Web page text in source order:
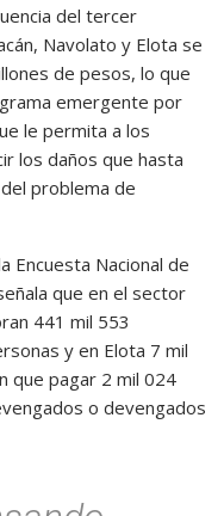
del tercer
Navolato y Elota se
de pesos, lo que
emergente por
le permita a los
los daños que hasta
problema de
Encuesta Nacional de
que en el sector
441 mil 553
y en Elota 7 mil
que pagar 2 mil 024
o devengados